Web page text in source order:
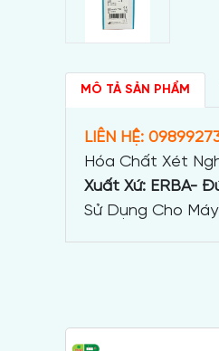
MÔ TẢ SẢN PHẨM
LIÊN HỆ:
Hóa Chất Xét
Xuất Xứ: ERBA-
Sử Dụng Cho Máy